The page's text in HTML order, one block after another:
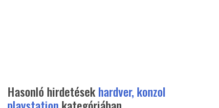
Hasonló hirdetésekhardver, konzol